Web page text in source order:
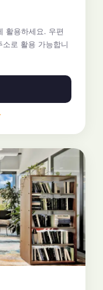
활용하세요. 우편
로 활용 가능합니